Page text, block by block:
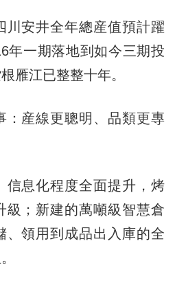
安井全年總産值預計躍
年一期落地到如今三期投
雁江已整整十年。
産線更聰明、品類更專
息化程度全面提升，烤
級；新建的萬噸級智慧倉
、領用到成品出入庫的全